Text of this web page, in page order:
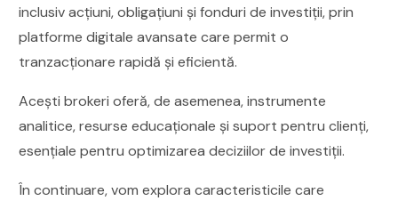
inclusiv acțiuni, obligațiuni și fonduri de investiții, prin
platforme digitale avansate care permit o
tranzacționare rapidă și eficientă.
Acești brokeri oferă, de asemenea, instrumente
analitice, resurse educaționale și suport pentru clienți,
esențiale pentru optimizarea deciziilor de investiții.
În continuare, vom explora caracteristicile care